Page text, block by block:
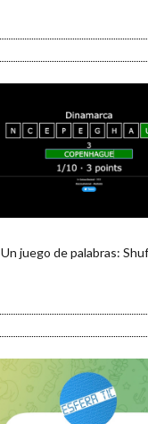
Un juego de palabras: